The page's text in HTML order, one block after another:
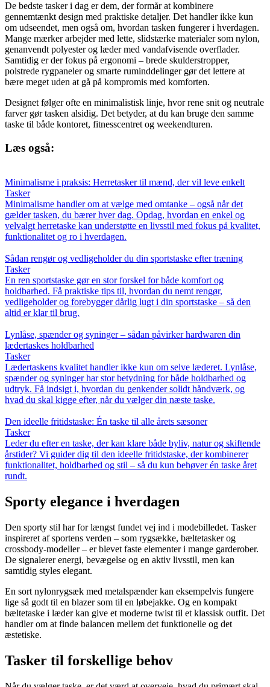
De bedste tasker i dag er dem, der formår at kombinere
gennemtænkt design med praktiske detaljer. Det handler ikke kun
om udseendet, men også om, hvordan tasken fungerer i hverdagen.
Mange mærker arbejder med lette, slidstærke materialer som nylon,
genanvendt polyester og læder med vandafvisende overflader.
Samtidig er der fokus på ergonomi – brede skulderstropper,
polstrede rygpaneler og smarte ruminddelinger gør det lettere at
bære meget uden at gå på kompromis med komforten.
Designet følger ofte en minimalistisk linje, hvor rene snit og neutrale
farver gør tasken alsidig. Det betyder, at du kan bruge den samme
taske til både kontoret, fitnesscentret og weekendturen.
Læs også:
Minimalisme i praksis: Herretasker til mænd, der vil leve enkelt
Tasker
Minimalisme handler om at vælge med omtanke – også når det
gælder tasken, du bærer hver dag. Opdag, hvordan en enkel og
velvalgt herretaske kan understøtte en livsstil med fokus på kvalitet,
funktionalitet og ro i hverdagen.
Sådan rengør og vedligeholder du din sportstaske efter træning
Tasker
En ren sportstaske gør en stor forskel for både komfort og
holdbarhed. Få praktiske tips til, hvordan du nemt rengør,
vedligeholder og forebygger dårlig lugt i din sportstaske – så den
altid er klar til brug.
Lynlåse, spænder og syninger – sådan påvirker hardwaren din
lædertaskes holdbarhed
Tasker
Lædertaskens kvalitet handler ikke kun om selve læderet. Lynlåse,
spænder og syninger har stor betydning for både holdbarhed og
udtryk. Få indsigt i, hvordan du genkender solidt håndværk, og
hvad du skal kigge efter, når du vælger din næste taske.
Den ideelle fritidstaske: Én taske til alle årets sæsoner
Tasker
Leder du efter en taske, der kan klare både byliv, natur og skiftende
årstider? Vi guider dig til den ideelle fritidstaske, der kombinerer
funktionalitet, holdbarhed og stil – så du kun behøver én taske året
rundt.
Sporty elegance i hverdagen
Den sporty stil har for længst fundet vej ind i modebilledet. Tasker
inspireret af sportens verden – som rygsække, bæltetasker og
crossbody-modeller – er blevet faste elementer i mange garderober.
De signalerer energi, bevægelse og en aktiv livsstil, men kan
samtidig styles elegant.
En sort nylonrygsæk med metalspænder kan eksempelvis fungere
lige så godt til en blazer som til en løbejakke. Og en kompakt
bæltetaske i læder kan give et moderne twist til et klassisk outfit. Det
handler om at finde balancen mellem det funktionelle og det
æstetiske.
Tasker til forskellige behov